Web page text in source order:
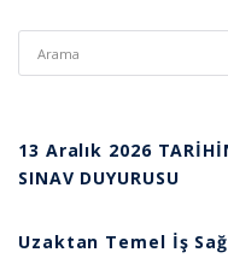
13 Aralık 2026
SINAV DUYURUSU
Uzaktan Temel İş